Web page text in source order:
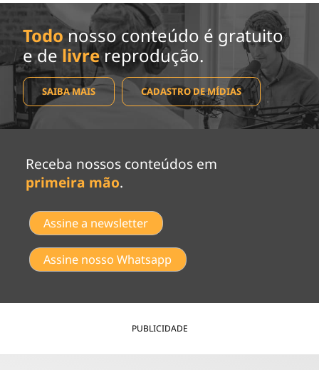
Todo nosso conteúdo é gratuito
e de livrereprodução.
SAIBA MAIS CADASTRO DE MÍDIAS
Receba nossos conteúdos em
primeira mão.
Assine a newsletter
Assine nosso Whatsapp
PUBLICIDADE